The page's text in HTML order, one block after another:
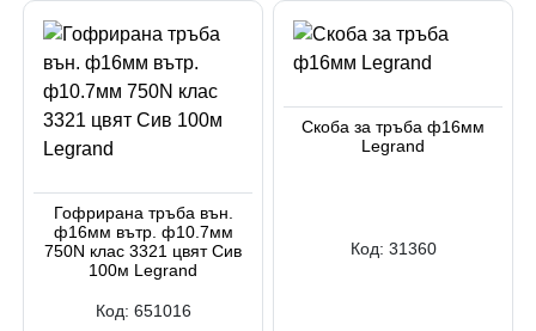
Гофрирана тръба вън.
ф16мм вътр. ф10.7мм
750N клас 3321 цвят Сив
100м Legrand
Код: 651016
Скоба за тръба ф16мм
Legrand
Код: 31360